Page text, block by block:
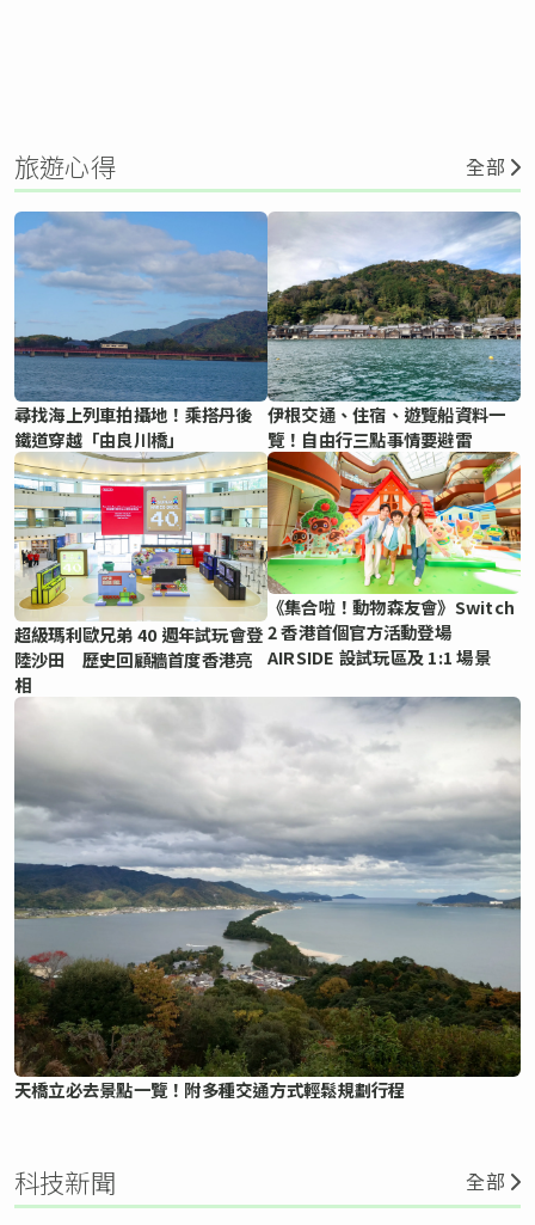
旅遊心得 全部
尋找海上列車拍攝地！乘搭丹後
鐵道穿越「由良川橋」
伊根交通、住宿、遊覽船資料一
覽！自由行三點事情要避雷
超級瑪利歐兄弟 40 週年試玩會登
陸沙田 歷史回顧牆首度香港亮
相
《集合啦！動物森友會》Switch
2 香港首個官方活動登場
AIRSIDE 設試玩區及 1:1 場景
天橋立必去景點一覽！附多種交通方式輕鬆規劃行程
科技新聞 全部